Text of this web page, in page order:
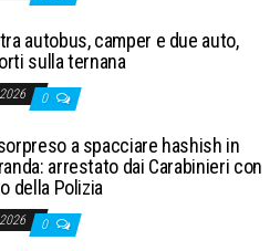
autobus, camper e due auto,
sulla ternana
0
a spacciare hashish in
arrestato dai Carabinieri con
della Polizia
0